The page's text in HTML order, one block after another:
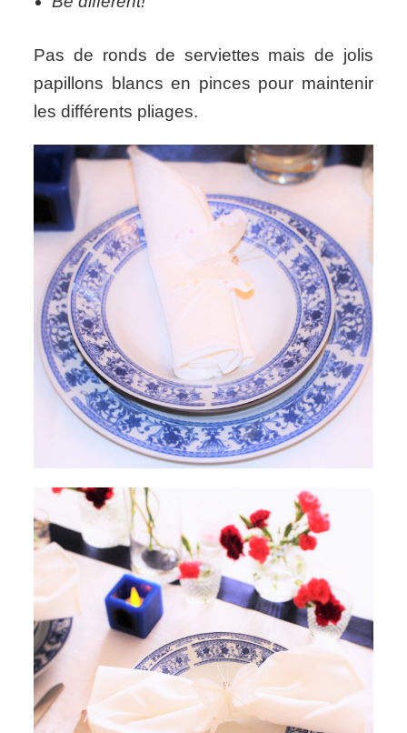
Pas de ronds de serviettes mais de jolis
papillons blancs en pinces pour maintenir
les différents pliages.